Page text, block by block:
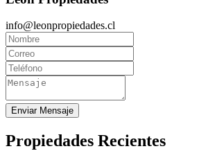
info@leonpropiedades.cl
Enviar Mensaje
Propiedades Recientes